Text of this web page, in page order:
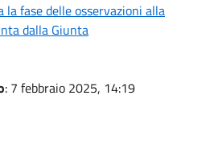
la fase delle osservazioni alla
dalla Giunta
: 7 febbraio 2025, 14:19